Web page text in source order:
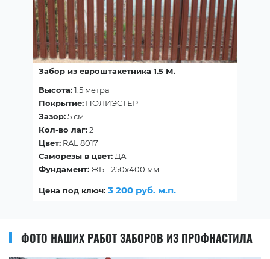
Забор из евроштакетника 1.5 М.
Высота:1.5 метра
Покрытие: ПОЛИЭСТЕР
Зазор:5 см
Кол-во лаг:2
Цвет: RAL 8017
Саморезы в цвет: ДА
Фундамент:ЖБ - 250х400 мм
Цена под ключ: 3 200 руб. м.п.
ФОТО НАШИХ РАБОТ ЗАБОРОВ ИЗ ПРОФНАСТИЛА